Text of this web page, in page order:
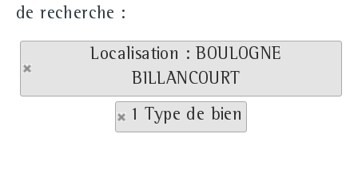
de recherche :
Localisation : BOULOGNE
BILLANCOURT
1 Type de bien